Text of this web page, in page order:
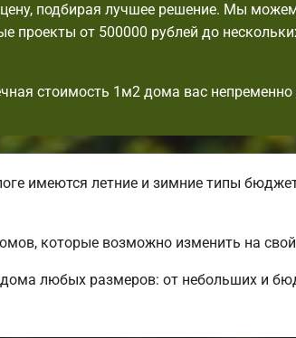
подбирая лучшее решение. Мы
проекты от 500000 рублей до
стоимость 1м2 дома вас непременно
имеются летние и зимние типы
которые возможно изменить на свой
любых размеров: от небольших и